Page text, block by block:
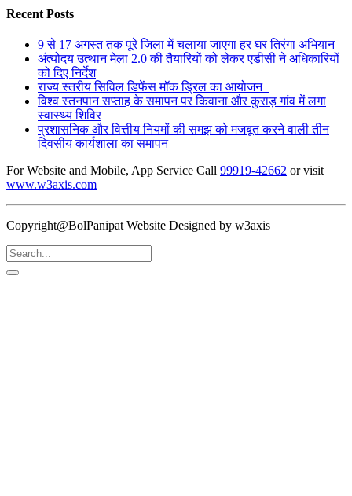
Recent Posts
9 से 17 अगस्त तक पूरे जिला में चलाया जाएगा हर घर तिरंगा अभियान
अंत्योदय उत्थान मेला 2.0 की तैयारियों को लेकर एडीसी ने अधिकारियों
को दिए निर्देश
राज्य स्तरीय सिविल डिफेंस मॉक ड्रिल का आयोजन
विश्व स्तनपान सप्ताह के समापन पर किवाना और कुराड़ गांव में लगा
स्वास्थ्य शिविर
प्रशासनिक और वित्तीय नियमों की समझ को मजबूत करने वाली तीन
दिवसीय कार्यशाला का समापन
For Website and Mobile, App Service Call 99919-42662 or visit
www.w3axis.com
Copyright@BolPanipat Website Designed by w3axis